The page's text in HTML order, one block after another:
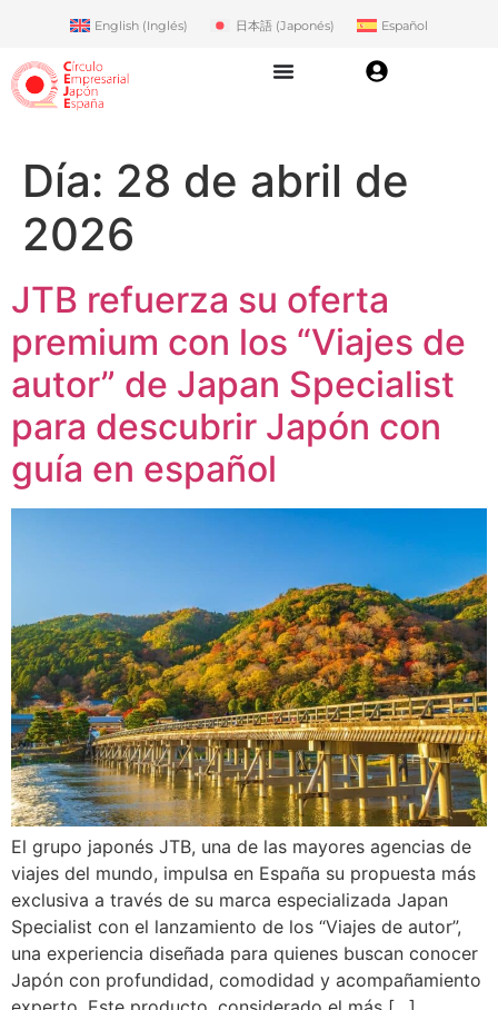
English (Inglés) 日本語(Japonés) Español
Día: 28 de abril de
2026
JTB refuerza su oferta
premium con los “Viajes de
autor” de Japan Specialist
para descubrir Japón con
guía en español
El grupo japonés JTB, una de las mayores agencias de
viajes del mundo, impulsa en España su propuesta más
exclusiva a través de su marca especializada Japan
Specialist con el lanzamiento de los “Viajes de autor”,
una experiencia diseñada para quienes buscan conocer
Japón con profundidad, comodidad y acompañamiento